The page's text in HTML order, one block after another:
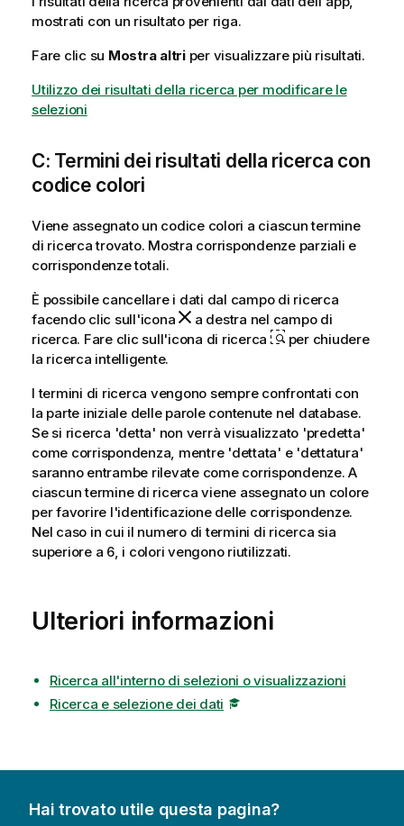
mostrati con un risultato per riga.
Fare clic su Mostra altriper visualizzare più risultati.
Utilizzo dei risultati della ricerca per modificare le
selezioni
C: Termini dei risultati della ricerca con
codice colori
Viene assegnato un codice colori a ciascun termine
di ricerca trovato. Mostra corrispondenze parziali e
corrispondenze totali.
È possibile cancellare i dati dal campo di ricerca
facendo clic sull'icona
a destra nel campo di
ricerca. Fare clic sull'icona di ricerca
per chiudere
la ricerca intelligente.
I termini di ricerca vengono sempre confrontati con
la parte iniziale delle parole contenute nel database.
Se si ricerca 'detta' non verrà visualizzato 'predetta'
come corrispondenza, mentre 'dettata' e 'dettatura'
saranno entrambe rilevate come corrispondenze. A
ciascun termine di ricerca viene assegnato un colore
per favorire l'identificazione delle corrispondenze.
Nel caso in cui il numero di termini di ricerca sia
superiore a 6, i colori vengono riutilizzati.
Ulteriori informazioni
Ricerca all'interno di selezioni o visualizzazioni
Ricerca e selezione dei dati
Hai trovato utile questa pagina?